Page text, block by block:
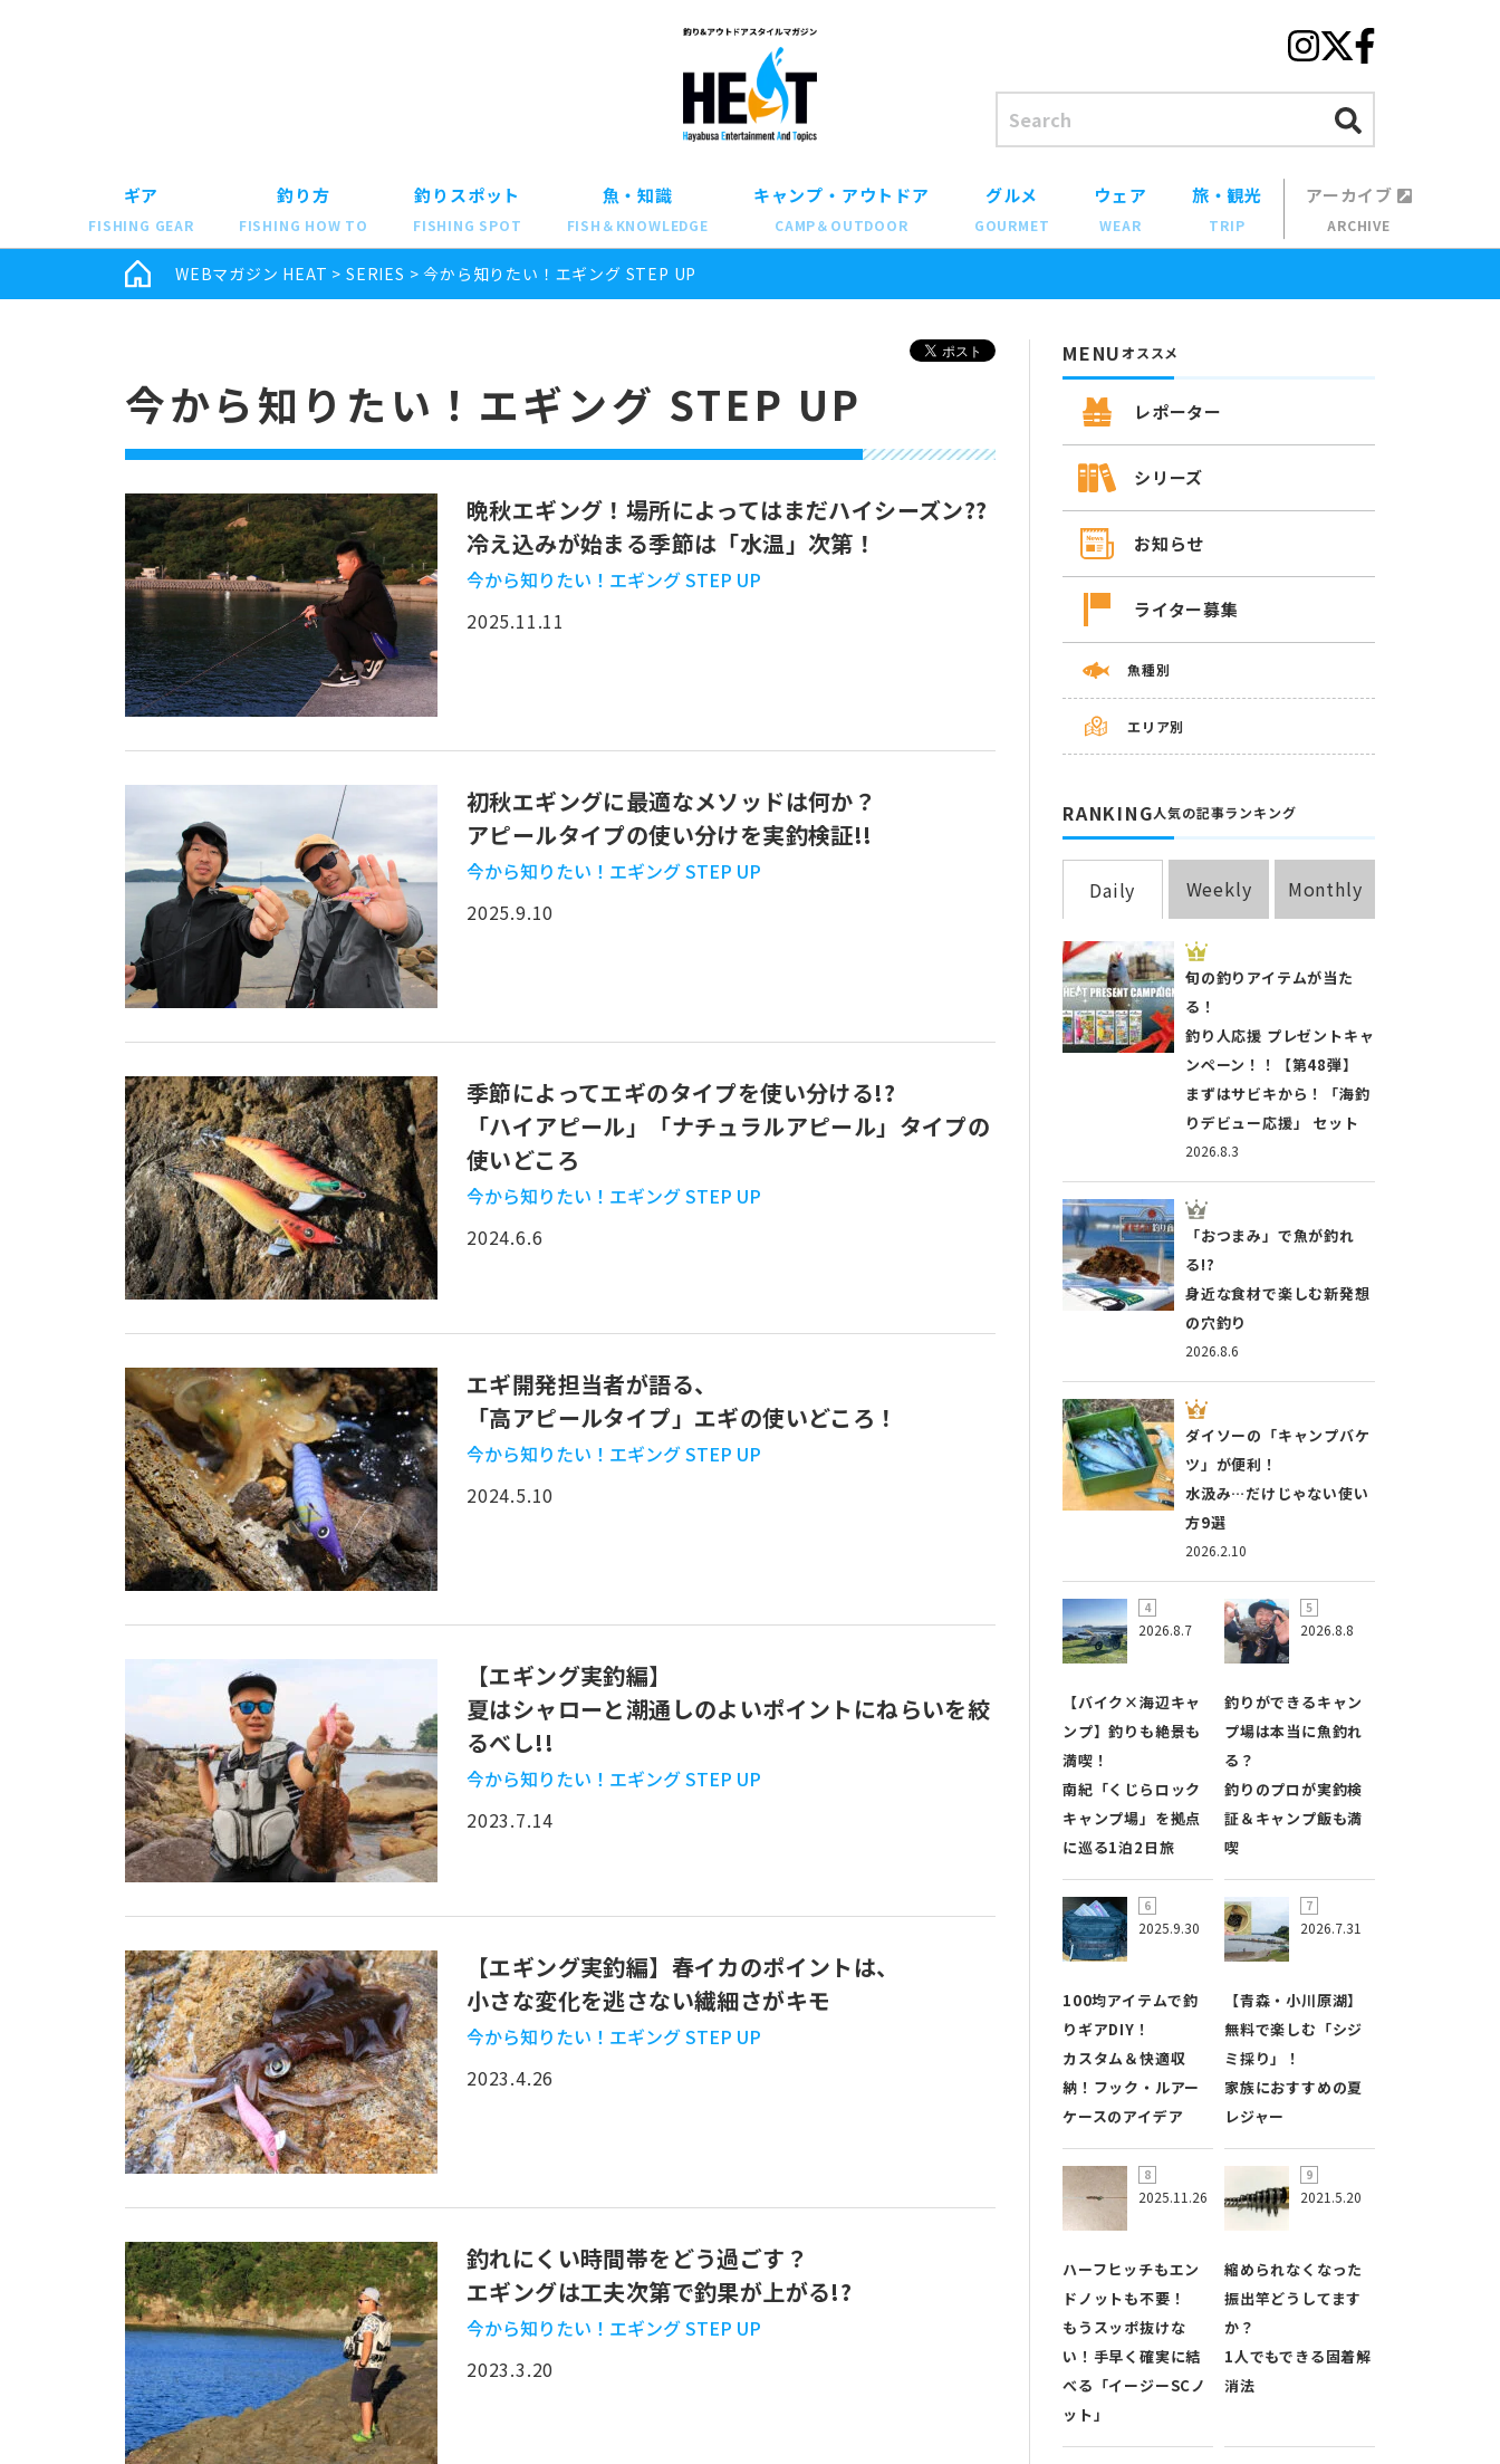
ギア
FISHING GEAR
釣り方
FISHING HOW TO
釣りスポット
FISHING SPOT
魚・知識
FISH＆KNOWLEDGE
キャンプ・アウトドア
CAMP＆OUTDOOR
グルメ
GOURMET
ウェア
WEAR
旅・観光
TRIP
アーカイブ
ARCHIVE
WEBマガジン HEAT >SERIES >今から知りたい！エギング STEP UP
今から知りたい！エギング STEP UP
晩秋エギング！場所によってはまだハイシーズン??
冷え込みが始まる季節は「水温」次第！
今から知りたい！エギング STEP UP
2025.11.11
初秋エギングに最適なメソッドは何か？
アピールタイプの使い分けを実釣検証!!
今から知りたい！エギング STEP UP
2025.9.10
季節によってエギのタイプを使い分ける!?
「ハイアピール」「ナチュラルアピール」タイプの
使いどころ
今から知りたい！エギング STEP UP
2024.6.6
エギ開発担当者が語る、
「高アピールタイプ」エギの使いどころ！
今から知りたい！エギング STEP UP
2024.5.10
【エギング実釣編】
夏はシャローと潮通しのよいポイントにねらいを絞
るべし!!
今から知りたい！エギング STEP UP
2023.7.14
【エギング実釣編】春イカのポイントは、
小さな変化を逃さない繊細さがキモ
今から知りたい！エギング STEP UP
2023.4.26
釣れにくい時間帯をどう過ごす？
エギングは工夫次第で釣果が上がる!?
今から知りたい！エギング STEP UP
2023.3.20
MENUオススメ
レポーター
シリーズ
お知らせ
ライター募集
魚種別
エリア別
RANKING人気の記事ランキング
Daily Weekly Monthly
2026.8.3
旬の釣りアイテムが当た
る！
釣り人応援 プレゼントキャ
ンペーン！！【第48弾】
まずはサビキから！「海釣
りデビュー応援」 セット
2026.8.6
「おつまみ」で魚が釣れ
る!?
身近な食材で楽しむ新発想
の穴釣り
2026.2.10
ダイソーの「キャンプバケ
ツ」が便利！
水汲み…だけじゃない使い
方9選
2026.8.7
【バイク×海辺キャ
ンプ】釣りも絶景も
満喫！
南紀「くじらロック
キャンプ場」を拠点
に巡る1泊2日旅
2026.8.8
釣りができるキャン
プ場は本当に魚釣れ
る？
釣りのプロが実釣検
証＆キャンプ飯も満
喫
2025.9.30
100均アイテムで釣
りギアDIY！
カスタム＆快適収
納！フック・ルアー
ケースのアイデア
2026.7.31
【青森・小川原湖】
無料で楽しむ「シジ
ミ採り」！
家族におすすめの夏
レジャー
2025.11.26
ハーフヒッチもエン
ドノットも不要！
もうスッポ抜けな
い！手早く確実に結
べる「イージーSCノ
ット」
2021.5.20
縮められなくなった
振出竿どうしてます
か？
1人でもできる固着解
消法